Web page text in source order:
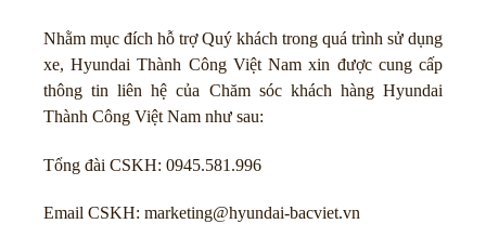
Nhằm mục đích hỗ trợ Quý khách trong quá trình sử dụng
xe, Hyundai Thành Công Việt Nam xin được cung cấp
thông tin liên hệ của Chăm sóc khách hàng Hyundai
Thành Công Việt Nam như sau:
Tổng đài CSKH: 0945.581.996
Email CSKH: marketing@hyundai-bacviet.vn